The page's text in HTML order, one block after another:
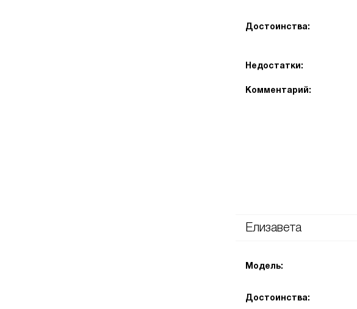
Достоинства:
Недостатки:
Комментарий:
Елизавета
Модель:
Достоинства: